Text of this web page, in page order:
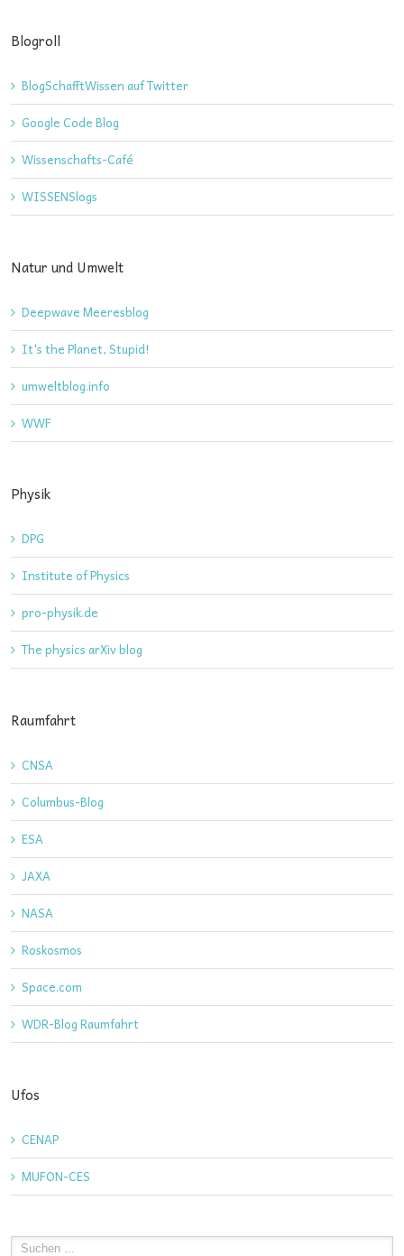
Blogroll
BlogSchafftWissen auf Twitter
Google Code Blog
Wissenschafts-Café
WISSENSlogs
Natur und Umwelt
Deepwave Meeresblog
It's the Planet, Stupid!
umweltblog.info
WWF
Physik
DPG
Institute of Physics
pro-physik.de
The physics arXiv blog
Raumfahrt
CNSA
Columbus-Blog
ESA
JAXA
NASA
Roskosmos
Space.com
WDR-Blog Raumfahrt
Ufos
CENAP
MUFON-CES